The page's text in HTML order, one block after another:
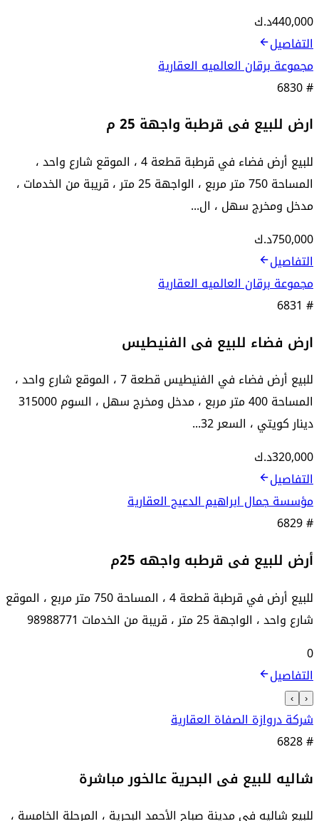
440,000د.ك
التفاصيل
مجموعة برقان العالميه العقارية
6830#
ارض للبيع فى قرطبة واجهة 25 م
للبيع أرض فضاء في قرطبة قطعة 4 ، الموقع شارع واحد ،
المساحة 750 متر مربع ، الواجهة 25 متر ، قريبة من الخدمات ،
مدخل ومخرج سهل ، ال...
750,000د.ك
التفاصيل
مجموعة برقان العالميه العقارية
6831 #
ارض فضاء للبيع فى الفنيطيس
للبيع أرض فضاء في الفنيطيس قطعة 7 ، الموقع شارع واحد ،
المساحة 400 متر مربع ، مدخل ومخرج سهل ، السوم 315000
دينار كويتي ، السعر 32...
320,000د.ك
التفاصيل
مؤسسة جمال ابراهيم الدعيج العقارية
6829#
أرض للبيع فى قرطبه واجهه 25م
للبيع أرض في قرطبة قطعة 4 ، المساحة 750 متر مربع ، الموقع
شارع واحد ، الواجهة 25 متر ، قريبة من الخدمات 98988771
0
التفاصيل
‹
›
شركة دروازة الصفاة العقارية
6828#
شاليه للبيع فى البحرية عالخور مباشرة
للبيع شاليه في مدينة صباح الأحمد البحرية ، المرحلة الخامسة ،